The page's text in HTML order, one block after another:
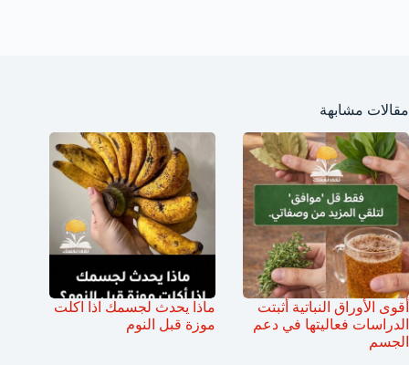
مقالات مشابهة
أقوى الأوراق النباتية أثبتت
الدراسات فعاليتها في دعم
الجسم
ماذا يحدث لجسمك اذا اكلت
موزة قبل النوم